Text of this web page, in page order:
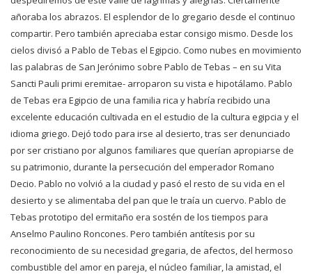
añoraba los abrazos. El esplendor de lo gregario desde el continuo
compartir. Pero también apreciaba estar consigo mismo. Desde los
cielos divisó a Pablo de Tebas el Egipcio. Como nubes en movimiento
las palabras de San Jerónimo sobre Pablo de Tebas – en su Vita
Sancti Pauli primi eremitae- arroparon su vista e hipotálamo. Pablo
de Tebas era Egipcio de una familia rica y habría recibido una
excelente educación cultivada en el estudio de la cultura egipcia y el
idioma griego. Dejó todo para irse al desierto, tras ser denunciado
por ser cristiano por algunos familiares que querían apropiarse de
su patrimonio, durante la persecución del emperador Romano
Decio. Pablo no volvió a la ciudad y pasó el resto de su vida en el
desierto y se alimentaba del pan que le traía un cuervo. Pablo de
Tebas prototipo del ermitaño era sostén de los tiempos para
Anselmo Paulino Roncones. Pero también antítesis por su
reconocimiento de su necesidad gregaria, de afectos, del hermoso
combustible del amor en pareja, el núcleo familiar, la amistad, el